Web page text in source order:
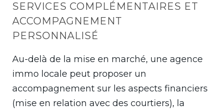
SERVICES COMPLÉMENTAIRES ET
ACCOMPAGNEMENT
PERSONNALISÉ
Au-delà de la mise en marché, une agence
immo locale peut proposer un
accompagnement sur les aspects financiers
(mise en relation avec des courtiers), la